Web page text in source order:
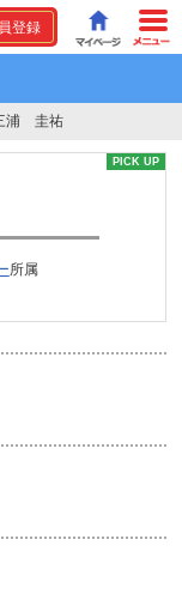
登録
浦 圭祐
PICK UP
所属